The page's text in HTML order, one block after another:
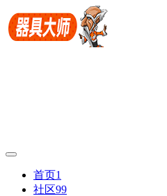
首页1
社区99